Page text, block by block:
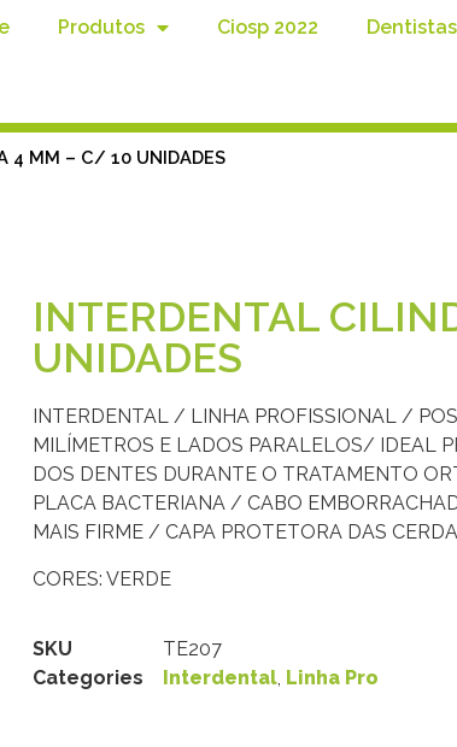
Produtos Ciosp 2022 Dentistas
4 MM – C/ 10 UNIDADES
INTERDENTAL
UNIDADES
INTERDENTAL / LINHA PROFISSIONAL /
MILÍMETROS E LADOS PARALELOS/ IDEAL
DOS DENTES DURANTE O TRATAMENTO
PLACA BACTERIANA / CABO
MAIS FIRME / CAPA PROTETORA DAS
CORES: VERDE
SKU
TE207
Categories
Interdental, Linha Pro